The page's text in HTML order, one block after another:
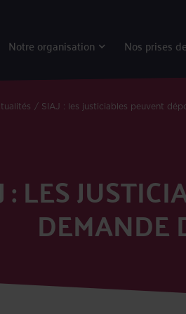
Notre organisation Nos prises
SIAJ : les justiciables peuvent
: LES
DEMANDE